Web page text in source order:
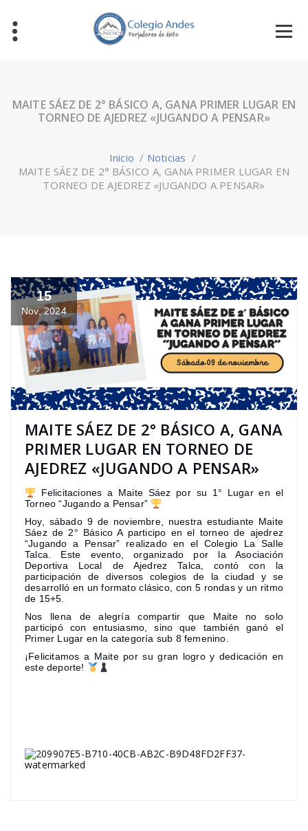
MAITE SÁEZ DE 2° BÁSICO A, GANA PRIMER LUGAR EN
TORNEO DE AJEDREZ «JUGANDO A PENSAR»
Inicio / Noticias /
MAITE SÁEZ DE 2° BÁSICO A, GANA PRIMER LUGAR EN
TORNEO DE AJEDREZ «JUGANDO A PENSAR»
15
Nov, 2024
MAITE SÁEZ DE 2° BÁSICO A, GANA
PRIMER LUGAR EN TORNEO DE
AJEDREZ «JUGANDO A PENSAR»
Felicitaciones a Maite Sáez por su 1° Lugar en el
Torneo “Jugando a Pensar”
Hoy, sábado 9 de noviembre, nuestra estudiante Maite
Sáez de 2° Básico A participo en el torneo de ajedrez
“Jugando a Pensar” realizado en el Colegio La Salle
Talca. Este evento, organizado por la Asociación
Deportiva Local de Ajedrez Talca, contó con la
participación de diversos colegios de la ciudad y se
desarrolló en un formato clásico, con 5 rondas y un ritmo
de 15+5.
Nos llena de alegría compartir que Maite no solo
participó con entusiasmo, sino que también ganó el
Primer Lugar en la categoría sub 8 femenino.
¡Felicitamos a Maite por su gran logro y dedicación en
este deporte!